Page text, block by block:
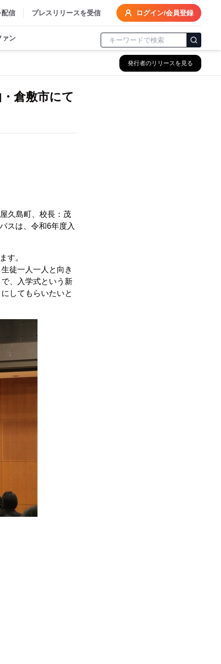
配信 プレスリリースを受信 ログイン/会員登録
ァン
発行者のリリースを見る
倉敷市にて
久島町、校長：茂
スは、令和6年度入
す。
徒一人一人と向き
、入学式という新
してもらいたいと